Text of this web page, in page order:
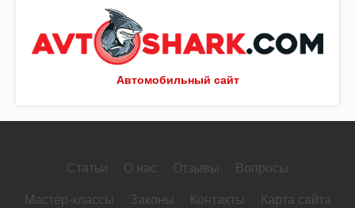
Автомобильный сайт
Статьи О нас Отзывы Вопросы
Мастер-классы Законы Контакты Карта сайта